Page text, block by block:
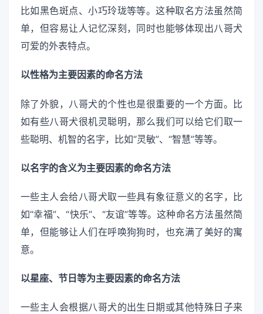
比如黑色斑点、小巧玲珑等等。这种取名方法虽然简
单，但容易让人记忆深刻，同时也能够体现出八哥犬
可爱的外表特点。
以性格为主要因素的命名方法
除了外貌，八哥犬的个性也是很重要的一个方面。比
如有些八哥犬很机灵聪明，那么我们可以给它们取一
些聪明、机智的名字，比如“灵敏”、“智慧”等等。
以名字的含义为主要因素的命名方法
一些主人会给八哥犬取一些具有象征意义的名字，比
如“幸福”、“快乐”、“友谊”等等。这种命名方法虽然简
单，但能够让人们在呼唤狗狗时，也充满了美好的寓
意。
以星座、节日等为主要因素的命名方法
一些主人会根据八哥犬的出生日期或其他特殊日子来